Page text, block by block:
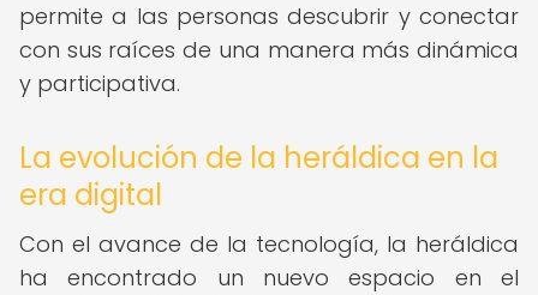
permite a las personas descubrir y conectar
con sus raíces de una manera más dinámica
y participativa.
La evolución de la heráldica en la
era digital
Con el avance de la tecnología, la heráldica
ha encontrado un nuevo espacio en el